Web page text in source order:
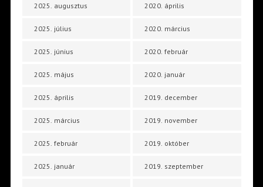
2025. augusztus
2025. július
2025. június
2025. május
2025. április
2025. március
2025. február
2025. január
2020. április
2020. március
2020. február
2020. január
2019. december
2019. november
2019. október
2019. szeptember